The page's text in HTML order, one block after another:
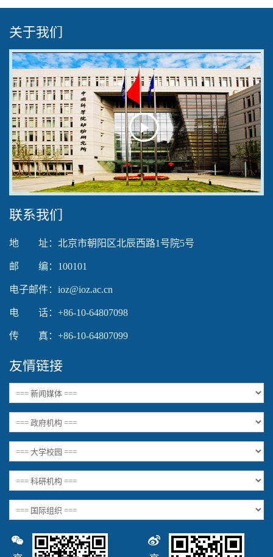
关于我们
Play
Video
联系我们
地 址：北京市朝阳区北辰西路1号院5号
邮 编：100101
电子邮件：ioz@ioz.ac.cn
电 话：+86-10-64807098
传 真：+86-10-64807099
友情链接